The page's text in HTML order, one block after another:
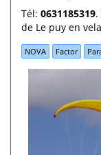
Tél: 0631185319.
de Le puy en
NOVA Factor